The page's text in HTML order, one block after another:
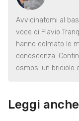
Avvicinatomi al
voce di Flavio
hanno colmato le
conoscenza.
osmosi un briciolo
Leggi anche